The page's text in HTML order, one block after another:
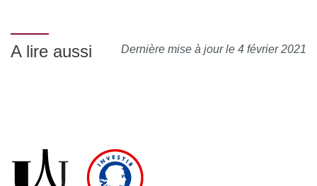
Dernière mise à jour le 4 février 2021
A lire aussi